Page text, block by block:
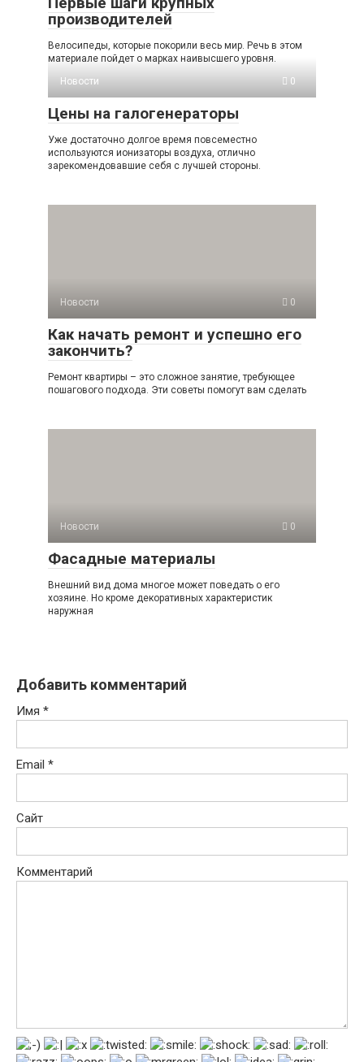
производителей
Велосипеды, которые покорили весь мир. Речь в этом
материале пойдет о марках наивысшего уровня.
Новости
0
Цены на галогенераторы
Уже достаточно долгое время повсеместно
используются ионизаторы воздуха, отлично
зарекомендовавшие себя с лучшей стороны.
Новости 0
Как начать ремонт и успешно его
закончить?
Ремонт квартиры – это сложное занятие, требующее
пошагового подхода. Эти советы помогут вам сделать
Новости 0
Фасадные материалы
Внешний вид дома многое может поведать о его
хозяине. Но кроме декоративных характеристик
наружная
Добавить комментарий
Имя *
Email *
Сайт
Комментарий